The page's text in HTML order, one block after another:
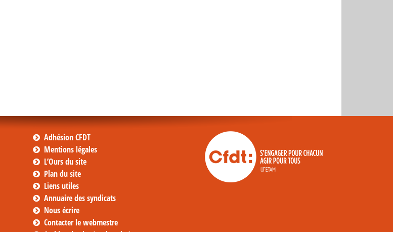
Adhésion CFDT
Mentions légales
L’Ours du site
Plan du site
Liens utiles
Annuaire des syndicats
Nous écrire
Contacter le webmestre